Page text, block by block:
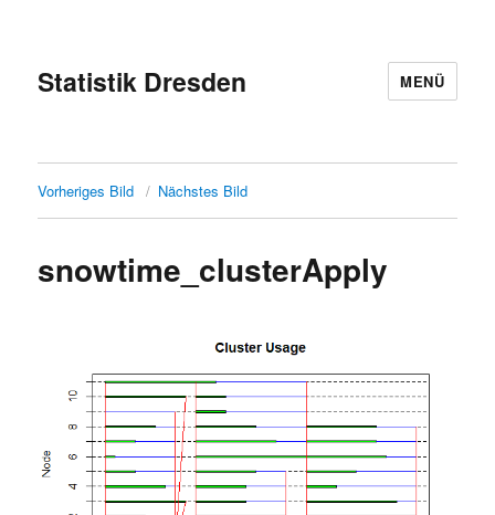
Statistik Dresden MENÜ
Vorheriges Bild Nächstes Bild
snowtime_clusterApply